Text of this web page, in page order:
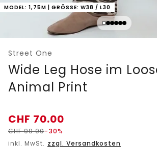
MODEL: 1,75M | GRÖSSE: W38 / L30
Street One
Wide Leg Hose im
Animal Print
CHF 70.00
CHF99.90-30%
inkl. MwSt. zzgl. Versandkosten